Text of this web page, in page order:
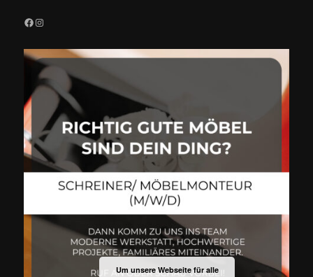
Facebook
Instagram
Um unsere Webseite für alle